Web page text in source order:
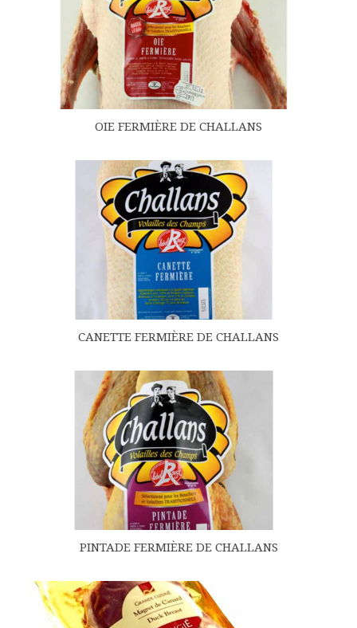
OIE FERMIÈRE DE CHALLANS
CANETTE FERMIÈRE DE CHALLANS
PINTADE FERMIÈRE DE CHALLANS